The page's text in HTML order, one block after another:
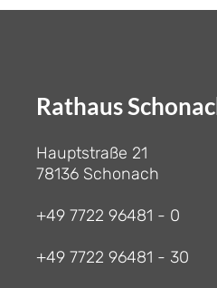
Rathaus
Hauptstraße 21
78136 Schonach
+49 7722 96481 - 0
+49 7722 96481 - 30